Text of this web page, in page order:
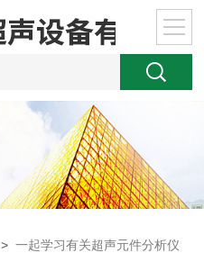
>一起学习有关超声元件分析仪